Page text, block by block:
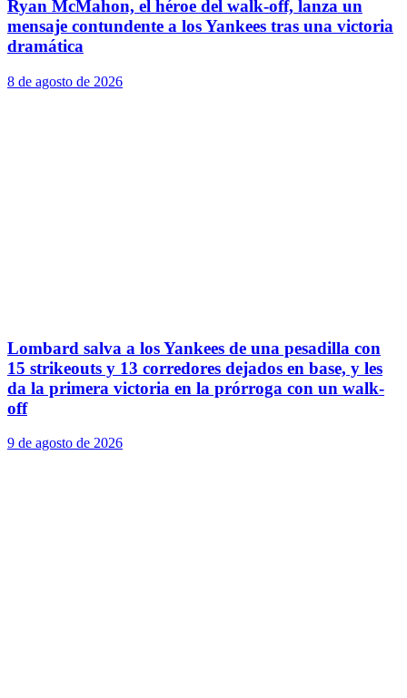
Ryan McMahon, el héroe del walk-off, lanza un
mensaje contundente a los Yankees tras una victoria
dramática
8 de agosto de 2026
Lombard salva a los Yankees de una pesadilla con
15 strikeouts y 13 corredores dejados en base, y les
da la primera victoria en la prórroga con un walk-
off
9 de agosto de 2026